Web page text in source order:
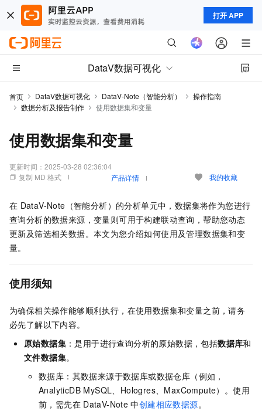
打开 APP
DataV数据可视化
首页 DataV数据可视化 DataV-Note（智能分析）
操作指南
数据分析及报告制作
使用数据集和变量
使用数据集和变量
更新时间： 2025-03-28 02:36:04
复制 MD 格式
产品详情 我的收藏
在 DataV-Note（智能分析）的分析单元中，数据集将作为您进行
查询分析的数据来源，变量则可用于构建联动查询，帮助您动态
更新及筛选相关数据。本文为您介绍如何使用及管理数据集和变
量。
使用须知
为确保相关操作能够顺利执行，在使用数据集和变量之前，请务
必先了解以下内容。
原始数据集 ：是用于进行查询分析的原始数据，包括数据库和
文件数据集。
数据库：其数据来源于数据库或数据仓库（例如，
AnalyticDB MySQL、Hologres、MaxCompute）。使用
前，需先在 DataV-Note 中创建相应数据源。